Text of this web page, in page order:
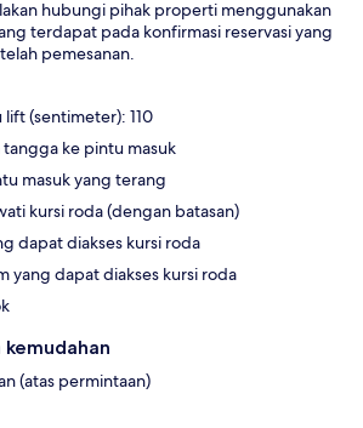
hubungi pihak properti menggunakan
terdapat pada konfirmasi reservasi yang
pemesanan.
lift (sentimeter): 110
ke pintu masuk
masuk yang terang
kursi roda (dengan batasan)
dapat diakses kursi roda
yang dapat diakses kursi roda
kemudahan
(atas permintaan)